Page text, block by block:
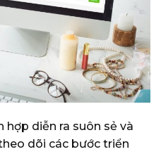
diễn ra suôn sẻ và
dõi các bước triển